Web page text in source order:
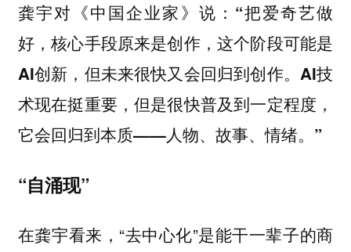
龚宇对《中国企业家》说：“把爱奇艺做
好，核心手段原来是创作，这个阶段可能是
AI创新，但未来很快又会回归到创作。AI技
术现在挺重要，但是很快普及到一定程度，
它会回归到本质——人物、故事、情绪。”
“自涌现”
在龚宇看来，“去中心化”是能干一辈子的商